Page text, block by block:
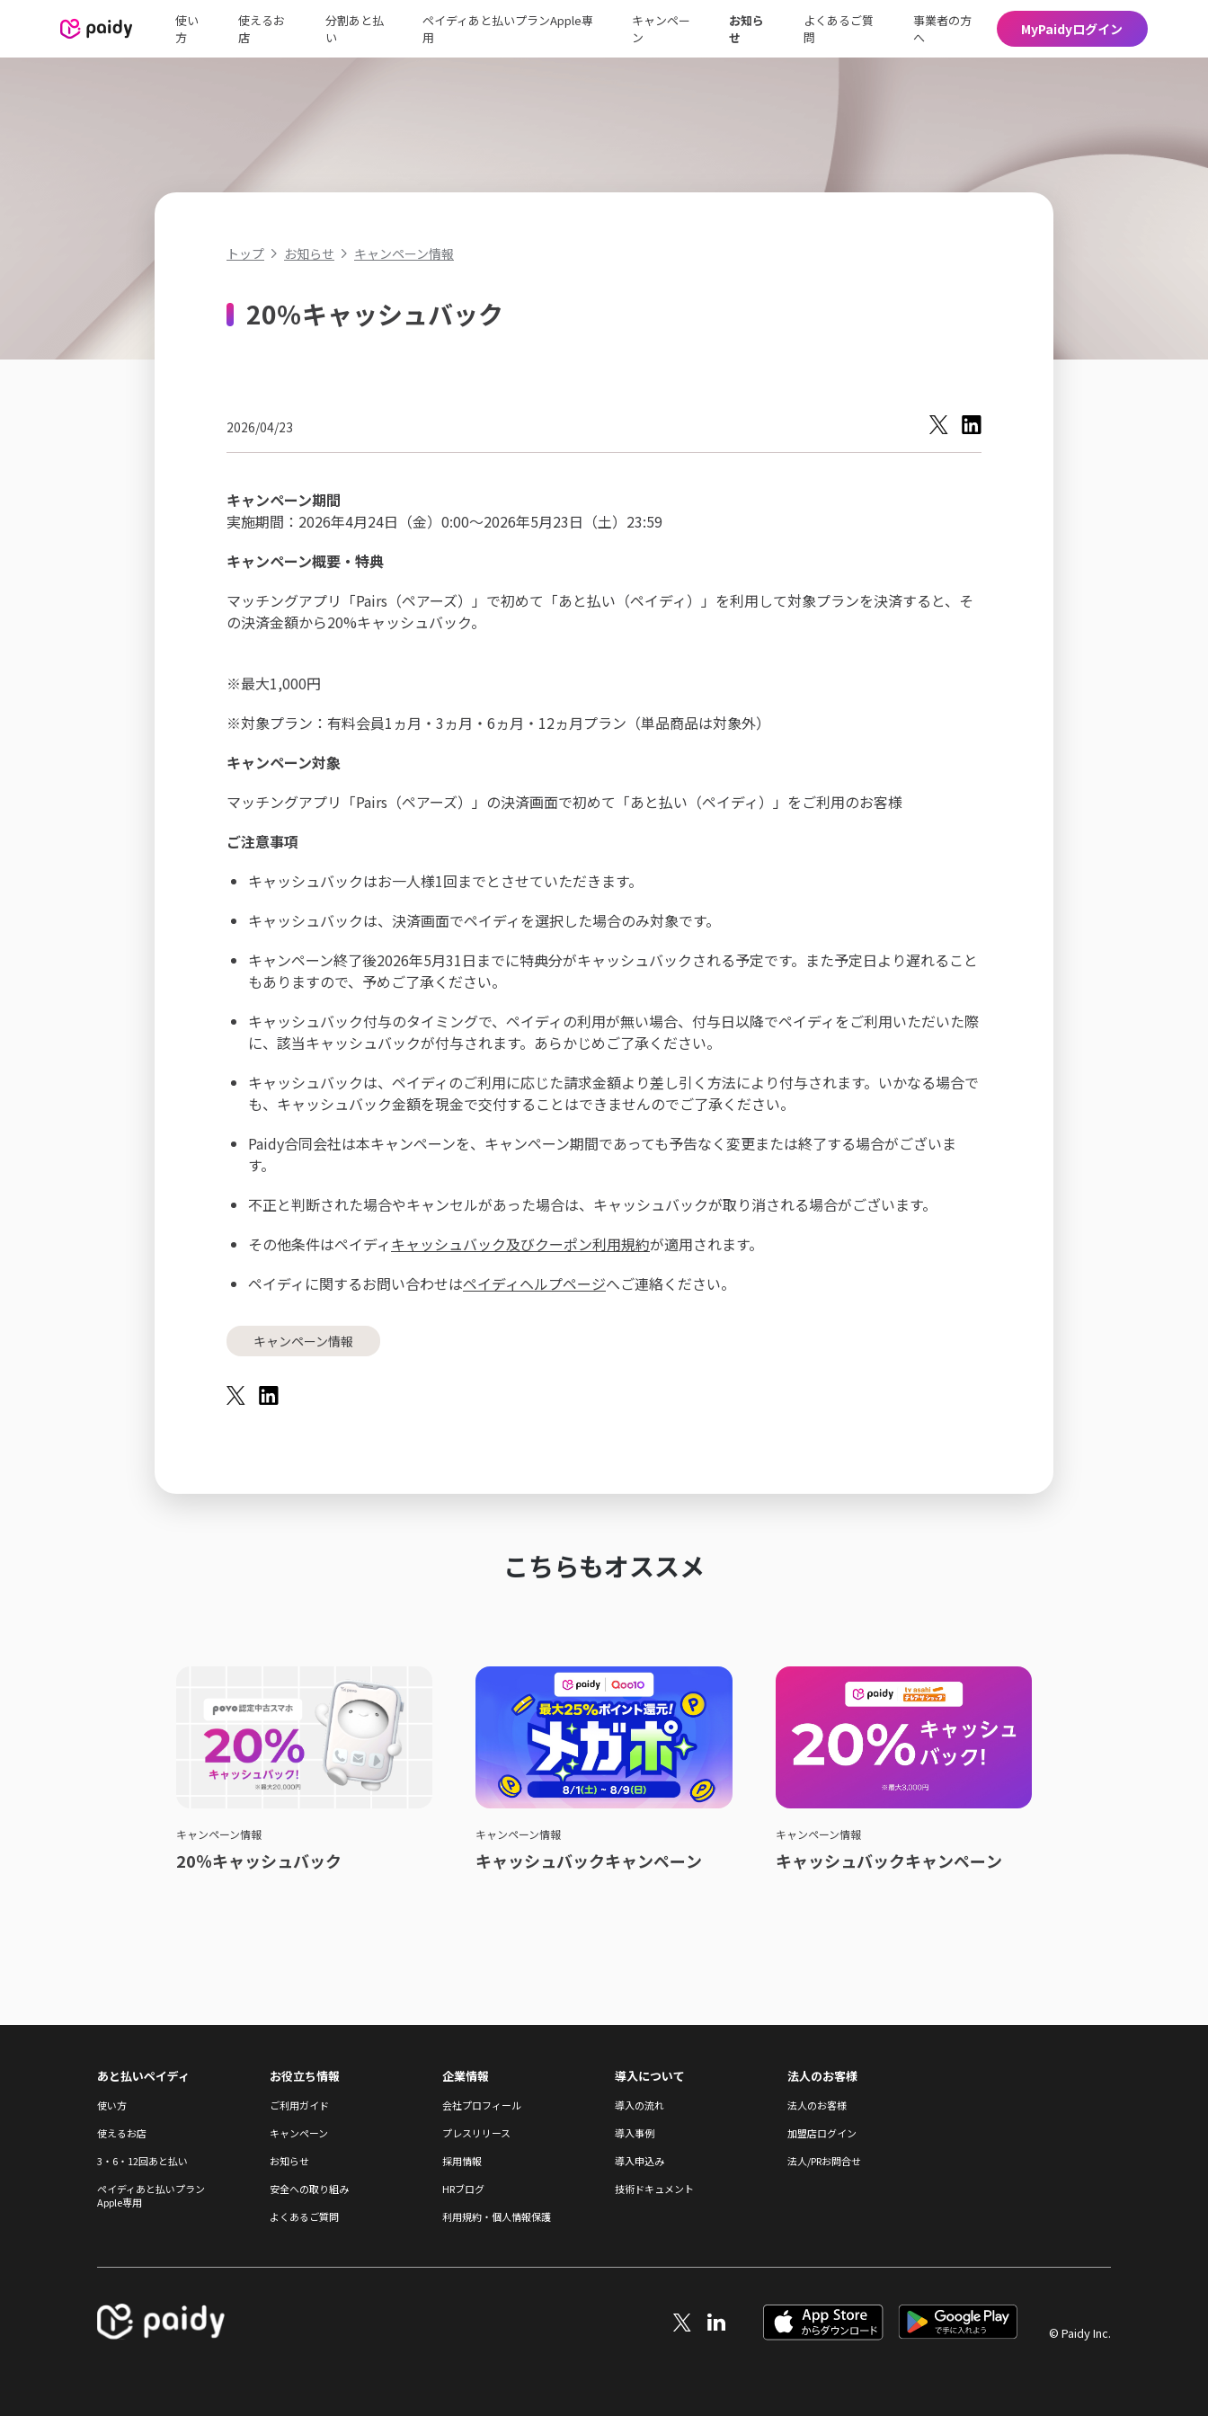
使い
方
使えるお
店
分割あと払
い
ペイディあと払いプランApple専
用
キャンペー
ン
お知ら
せ
よくあるご質
問
事業者の方
へ
MyPaidyログイン
トップ お知らせ キャンペーン情報
20％キャッシュバック
2026/04/23
キャンペーン期間
実施期間：2026年4月24日（金）0:00〜2026年5月23日（土）23:59
キャンペーン概要・特典
マッチングアプリ「Pairs（ペアーズ）」で初めて「あと払い（ペイディ）」を利用して対象プランを決済すると、そ
の決済金額から20%キャッシュバック。
※最大1,000円
※対象プラン：有料会員1ヵ月・3ヵ月・6ヵ月・12ヵ月プラン（単品商品は対象外）
キャンペーン対象
マッチングアプリ「Pairs（ペアーズ）」の決済画面で初めて「あと払い（ペイディ）」をご利用のお客様
ご注意事項
キャッシュバックはお一人様1回までとさせていただきます。
キャッシュバックは、決済画面でペイディを選択した場合のみ対象です。
キャンペーン終了後2026年5月31日までに特典分がキャッシュバックされる予定です。また予定日より遅れること
もありますので、予めご了承ください。
キャッシュバック付与のタイミングで、ペイディの利用が無い場合、付与日以降でペイディをご利用いただいた際
に、該当キャッシュバックが付与されます。あらかじめご了承ください。
キャッシュバックは、ペイディのご利用に応じた請求金額より差し引く方法により付与されます。いかなる場合で
も、キャッシュバック金額を現金で交付することはできませんのでご了承ください。
Paidy合同会社は本キャンペーンを、キャンペーン期間であっても予告なく変更または終了する場合がございま
す。
不正と判断された場合やキャンセルがあった場合は、キャッシュバックが取り消される場合がございます。
その他条件はペイディキャッシュバック及びクーポン利用規約が適用されます。
ペイディに関するお問い合わせはペイディヘルプページへご連絡ください。
キャンペーン情報
こちらもオススメ
キャンペーン情報
20％キャッシュバック
キャンペーン情報
キャッシュバックキャンペーン
キャンペーン情報
キャッシュバックキャンペーン
あと払いペイディ
使い方
使えるお店
3・6・12回あと払い
ペイディあと払いプラン
Apple専用
お役立ち情報
ご利用ガイド
キャンペーン
お知らせ
安全への取り組み
よくあるご質問
企業情報
会社プロフィール
プレスリリース
採用情報
HRブログ
利用規約・個人情報保護
導入について
導入の流れ
導入事例
導入申込み
技術ドキュメント
法人のお客様
法人のお客様
加盟店ログイン
法人/PRお問合せ
© Paidy Inc.